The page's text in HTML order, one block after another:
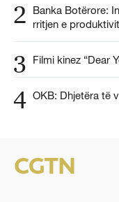
2
Banka Botërore:
rritjen e
3 Filmi kinez “Dear
4 OKB: Dhjetëra të